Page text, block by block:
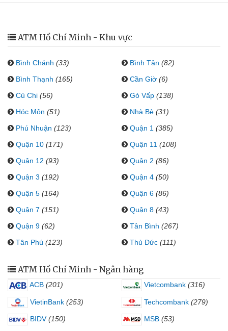
ATM Hồ Chí Minh - Khu vực
Bình Chánh (33) Bình Tân (82)
Bình Thạnh (165) Cần Giờ (6)
Củ Chi (56) Gò Vấp (138)
Hóc Môn (51) Nhà Bè (31)
Phú Nhuận (123) Quận 1 (385)
Quận 10 (171) Quận 11 (108)
Quận 12 (93) Quận 2 (86)
Quận 3 (192) Quận 4 (50)
Quận 5 (164) Quận 6 (86)
Quận 7 (151) Quận 8 (43)
Quận 9 (62) Tân Bình (267)
Tân Phú (123) Thủ Đức (111)
ATM Hồ Chí Minh - Ngân hàng
ACB (201) Vietcombank (316)
VietinBank (253) Techcombank (279)
BIDV (150) MSB (53)